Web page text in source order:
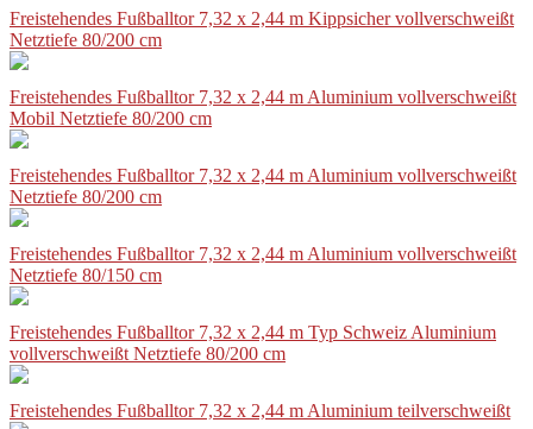
Freistehendes Fußballtor 7,32 x 2,44 m Kippsicher vollverschweißt
Netztiefe 80/200 cm
Freistehendes Fußballtor 7,32 x 2,44 m Aluminium vollverschweißt
Mobil Netztiefe 80/200 cm
Freistehendes Fußballtor 7,32 x 2,44 m Aluminium vollverschweißt
Netztiefe 80/200 cm
Freistehendes Fußballtor 7,32 x 2,44 m Aluminium vollverschweißt
Netztiefe 80/150 cm
Freistehendes Fußballtor 7,32 x 2,44 m Typ Schweiz Aluminium
vollverschweißt Netztiefe 80/200 cm
Freistehendes Fußballtor 7,32 x 2,44 m Aluminium teilverschweißt